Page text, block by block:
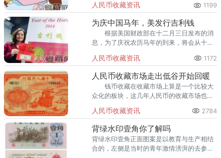
人民币收藏资讯 1199
为庆中国马年，美发行吉利钱
根据美国财政部在十二月三日发布的消
息，为了庆祝农历马年的到来，将会从十二
行。这是美国开始的第二轮“吉利钱”发行。
人民币收藏资讯 1172
人民币收藏市场走出低谷开始回暖
钱币收藏在收藏市场上算是一个比较大
众化的板块，这几年人民币的收藏市场也是
藏界都始料不及。
人民币收藏资讯 2784
背绿水印壹角你了解吗
背绿水印壹角正面图案是以教育与生产相结
合的，左侧是当时的青年激情滂湃的去参加